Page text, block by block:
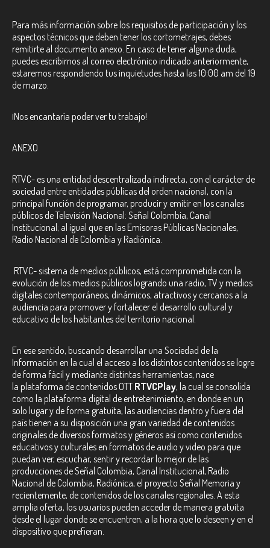
Para más información sobre los requisitos de participación y los
aspectos técnicos que deben tener los cortometrajes, debes
remitirte al documento anexo. En caso de tener alguna duda,
puedes escribirnos al correo electrónico indicado anteriormente,
estaremos respondiendo tus inquietudes hasta las 10:00 am del 19
de marzo.
¡Nos encantaría poder ver tu trabajo!
ANEXO
RTVC- es una entidad descentralizada indirecta, con el carácter de
sociedad entre entidades públicas del orden nacional, con la
principal función de programar, producir y emitir en los canales
públicos de Televisión Nacional: Señal Colombia, Canal
Institucional; al igual que en las Emisoras Públicas Nacionales,
Radio Nacional de Colombia y Radiónica.
RTVC-sistema de medios públicos, está comprometida con la
evolución de los medios públicos logrando una radio, TV y medios
digitales contemporáneos, dinámicos, atractivos y cercanos a la
audiencia para promover y fortalecer el desarrollo cultural y
educativo de los habitantes del territorio nacional.
En ese sentido, buscando desarrollar una Sociedad de la
Información en la cual el acceso a los distintos contenidos se logre
de forma fácil y mediante distintas herramientas, nace
la plataforma de contenidos OTT RTVCPlay, la cual se consolida
como la plataforma digital de entretenimiento, en donde en un
solo lugar y de forma gratuita, las audiencias dentro y fuera del
país tienen a su disposición una gran variedad de contenidos
originales de diversos formatos y géneros así como contenidos
educativos y culturales en formatos de audio y video para que
puedan ver, escuchar, sentir y recordar lo mejor de las
producciones de Señal Colombia, Canal Institucional, Radio
Nacional de Colombia, Radiónica, el proyecto Señal Memoria y
recientemente, de contenidos de los canales regionales. A esta
amplia oferta, los usuarios pueden acceder de manera gratuita
desde el lugar donde se encuentren, a la hora que lo deseen y en el
dispositivo que prefieran.